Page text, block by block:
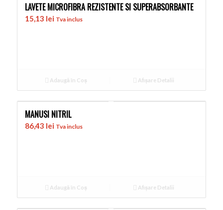
LAVETE MICROFIBRA REZISTENTE SI SUPERABSORBANTE
15,13 lei Tva inclus
Adaugă în Coș Afișare Detalii
MANUSI NITRIL
86,43 lei Tva inclus
Adaugă în Coș Afișare Detalii